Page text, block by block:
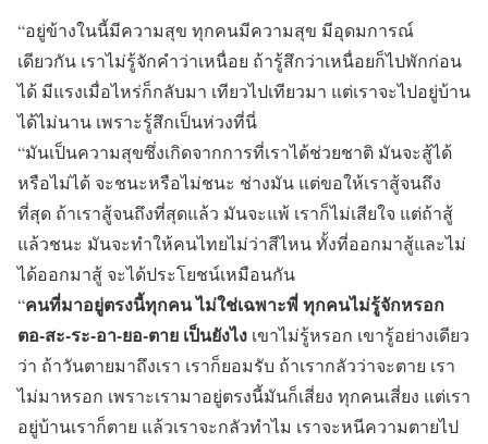
“อยู่ข้างในนี้มีความสุข ทุกคนมีความสุข มีอุดมการณ์
เดียวกัน เราไม่รู้จักคำว่าเหนื่อย ถ้ารู้สึกว่าเหนื่อยก็ไปพักก่อน
ได้ มีแรงเมื่อไหร่ก็กลับมา เทียวไปเทียวมา แต่เราจะไปอยู่บ้าน
ได้ไม่นาน เพราะรู้สึกเป็นห่วงที่นี่
“มันเป็นความสุขซึ่งเกิดจากการที่เราได้ช่วยชาติ มันจะสู้ได้
หรือไม่ได้ จะชนะหรือไม่ชนะ ช่างมัน แต่ขอให้เราสู้จนถึง
ที่สุด ถ้าเราสู้จนถึงที่สุดแล้ว มันจะแพ้ เราก็ไม่เสียใจ แต่ถ้าสู้
แล้วชนะ มันจะทำให้คนไทยไม่ว่าสีไหน ทั้งที่ออกมาสู้และไม่
ได้ออกมาสู้ จะได้ประโยชน์เหมือนกัน
“คนที่มาอยู่ตรงนี้ทุกคน ไม่ใช่เฉพาะพี่ ทุกคนไม่รู้จักหรอก
ตอ-สะ-ระ-อา-ยอ-ตาย เป็นยังไง เขาไม่รู้หรอก เขารู้อย่างเดียว
ว่า ถ้าวันตายมาถึงเรา เราก็ยอมรับ ถ้าเรากลัวว่าจะตาย เรา
ไม่มาหรอก เพราะเรามาอยู่ตรงนี้มันก็เสี่ยง ทุกคนเสี่ยง แต่เรา
อยู่บ้านเราก็ตาย แล้วเราจะกลัวทำไม เราจะหนีความตายไป